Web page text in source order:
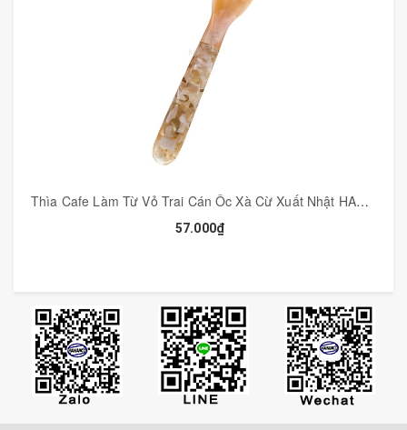
Thìa Cafe Làm Từ Vỏ Trai Cán Ôc Xà Cừ Xuất Nhật HAHANCO Thiết Kế Tinh Tế - CTH569
57.000₫